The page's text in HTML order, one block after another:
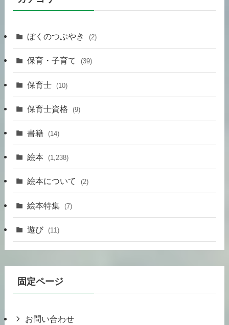
ぼくのつぶやき (2)
保育・子育て (39)
保育士 (10)
保育士資格 (9)
書籍 (14)
絵本 (1,238)
絵本について (2)
絵本特集 (7)
遊び (11)
固定ページ
お問い合わせ